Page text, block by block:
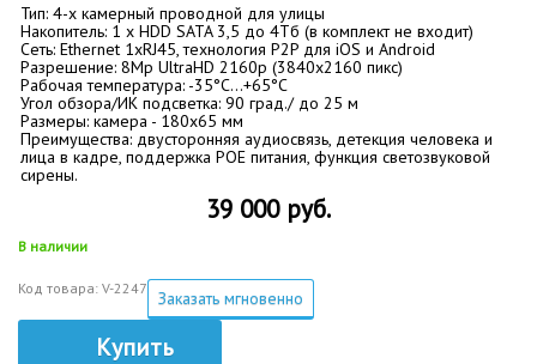
Тип: 4-х камерный проводной для улицы
Накопитель: 1 x HDD SATA 3,5 до 4Tб (в комплект не входит)
Сеть: Ethernet 1хRJ45, технология P2P для iOS и Android
Разрешение: 8Mp UltraHD 2160p (3840х2160 пикс)
Рабочая температура: -35°C…+65°C
Угол обзора/ИК подсветка: 90 град./ до 25 м
Размеры: камера - 180х65 мм
Преимущества: двусторонняя аудиосвязь, детекция человека и
лица в кадре, поддержка POE питания, функция светозвуковой
сирены.
39 000 руб.
В наличии
Код товара: V-2247 Заказать мгновенно
Купить